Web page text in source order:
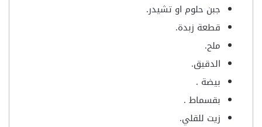
جبن حلوم او تشيدر.
قطعة زبدة.
ملح.
الدقيق.
بيضة .
بقسماط .
زيت للقلي.